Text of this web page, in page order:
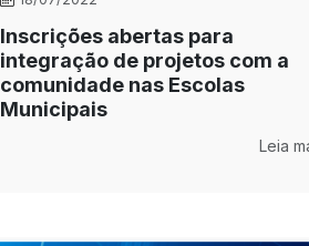
Inscrições abertas para
integração de projetos com a
comunidade nas Escolas
Municipais
Leia